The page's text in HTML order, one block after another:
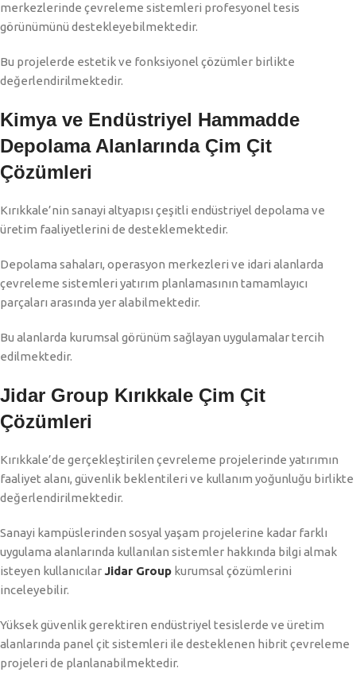
merkezlerinde çevreleme sistemleri profesyonel tesis
görünümünü destekleyebilmektedir.
Bu projelerde estetik ve fonksiyonel çözümler birlikte
değerlendirilmektedir.
Kimya ve Endüstriyel Hammadde
Depolama Alanlarında Çim Çit
Çözümleri
Kırıkkale’nin sanayi altyapısı çeşitli endüstriyel depolama ve
üretim faaliyetlerini de desteklemektedir.
Depolama sahaları, operasyon merkezleri ve idari alanlarda
çevreleme sistemleri yatırım planlamasının tamamlayıcı
parçaları arasında yer alabilmektedir.
Bu alanlarda kurumsal görünüm sağlayan uygulamalar tercih
edilmektedir.
Jidar Group Kırıkkale Çim Çit
Çözümleri
Kırıkkale’de gerçekleştirilen çevreleme projelerinde yatırımın
faaliyet alanı, güvenlik beklentileri ve kullanım yoğunluğu birlikte
değerlendirilmektedir.
Sanayi kampüslerinden sosyal yaşam projelerine kadar farklı
uygulama alanlarında kullanılan sistemler hakkında bilgi almak
isteyen kullanıcılar Jidar Group kurumsal çözümlerini
inceleyebilir.
Yüksek güvenlik gerektiren endüstriyel tesislerde ve üretim
alanlarında panel çit sistemleri ile desteklenen hibrit çevreleme
projeleri de planlanabilmektedir.